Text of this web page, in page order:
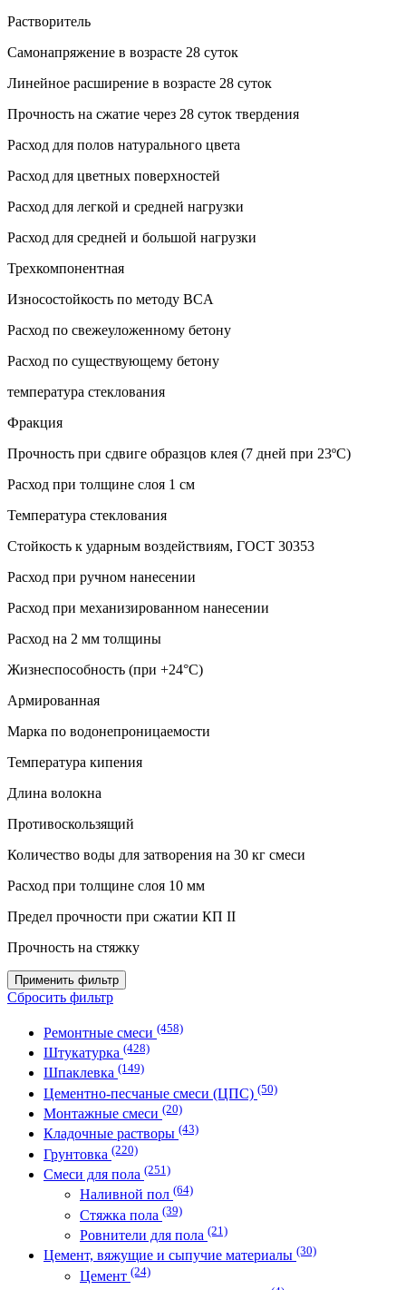
Растворитель
Самонапряжение в возрасте 28 суток
Линейное расширение в возрасте 28 суток
Прочность на сжатие через 28 суток твердения
Расход для полов натурального цвета
Расход для цветных поверхностей
Расход для легкой и средней нагрузки
Расход для средней и большой нагрузки
Трехкомпонентная
Износостойкость по методу BCA
Расход по свежеуложенному бетону
Расход по существующему бетону
температура стеклования
Фракция
Прочность при сдвиге образцов клея (7 дней при 23ºС)
Расход при толщине слоя 1 см
Температура стеклования
Стойкость к ударным воздействиям, ГОСТ 30353
Расход при ручном нанесении
Расход при механизированном нанесении
Расход на 2 мм толщины
Жизнеспособность (при +24°C)
Армированная
Марка по водонепроницаемости
Температура кипения
Длина волокна
Противоскользящий
Количество воды для затворения на 30 кг смеси
Расход при толщине слоя 10 мм
Предел прочности при сжатии КП II
Прочность на стяжку
Применить фильтр
Сбросить фильтр
Ремонтные смеси (458)
Штукатурка (428)
Шпаклевка (149)
Цементно-песчаные смеси (ЦПС) (50)
Монтажные смеси (20)
Кладочные растворы (43)
Грунтовка (220)
Смеси для пола (251)
Наливной пол (64)
Стяжка пола (39)
Ровнители для пола (21)
Цемент, вяжущие и сыпучие материалы (30)
Цемент (24)